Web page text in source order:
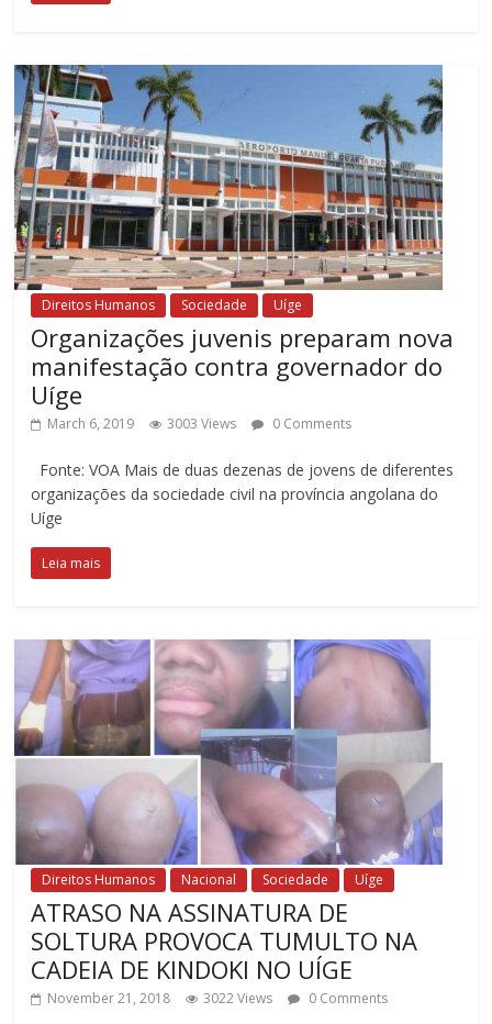
Direitos Humanos Sociedade Uíge
Organizações juvenis preparam nova
manifestação contra governador do
Uíge
March 6, 2019 3003 Views 0 Comments
Fonte: VOA Mais de duas dezenas de jovens de diferentes
organizações da sociedade civil na província angolana do
Uíge
Leia mais
Direitos Humanos Nacional Sociedade Uíge
ATRASO NA ASSINATURA DE
SOLTURA PROVOCA TUMULTO NA
CADEIA DE KINDOKI NO UÍGE
November 21, 2018 3022 Views 0 Comments